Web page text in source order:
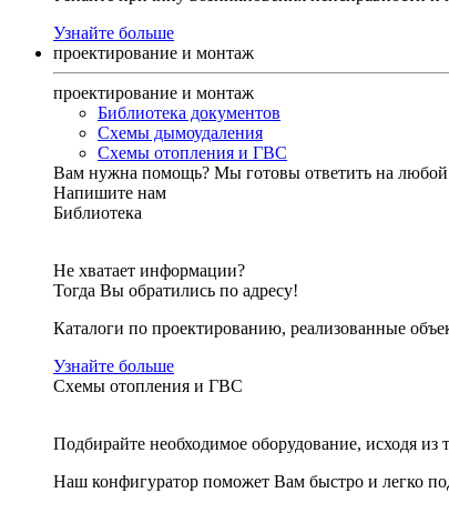
Узнайте больше
проектирование и монтаж
проектирование и монтаж
Библиотека документов
Схемы дымоудаления
Схемы отопления и ГВС
Вам нужна помощь? Мы готовы ответить на
Напишите нам
Библиотека
Не хватает информации?
Тогда Вы обратились по адресу!
Каталоги по проектированию, реализованные
Узнайте больше
Схемы отопления и ГВС
Подбирайте необходимое оборудование, исходя из
Наш конфигуратор поможет Вам быстро и легко